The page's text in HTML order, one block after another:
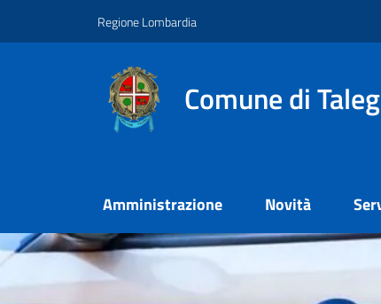
Regione Lombardia
Comune di
Amministrazione Novità